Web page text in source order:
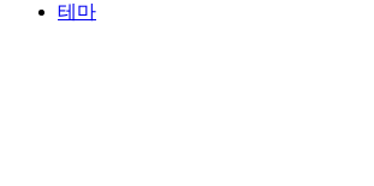
테마